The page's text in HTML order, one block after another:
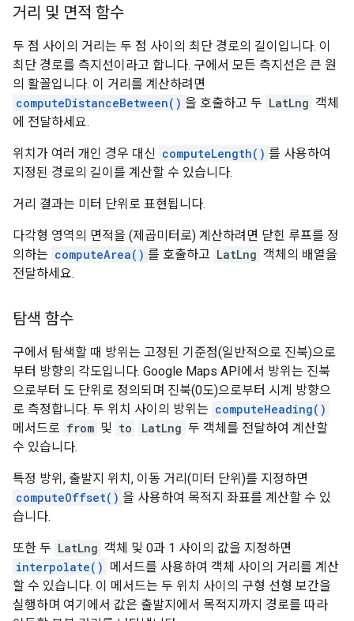
거리 및 면적 함수
두 점 사이의 거리는 두 점 사이의 최단 경로의 길이입니다. 이
최단 경로를 측지선이라고 합니다. 구에서 모든 측지선은 큰 원
의 활꼴입니다. 이 거리를 계산하려면
computeDistanceBetween() 을 호출하고 두 LatLng 객체
에 전달하세요.
위치가 여러 개인 경우 대신 computeLength() 를 사용하여
지정된 경로의 길이를 계산할 수 있습니다.
거리 결과는 미터 단위로 표현됩니다.
다각형 영역의 면적을 (제곱미터로) 계산하려면 닫힌 루프를 정
의하는 computeArea() 를 호출하고 LatLng 객체의 배열을
전달하세요.
탐색 함수
구에서 탐색할 때 방위는 고정된 기준점(일반적으로 진북)으로
부터 방향의 각도입니다. Google Maps API에서 방위는 진북
으로부터 도 단위로 정의되며 진북(0도)으로부터 시계 방향으
로 측정합니다. 두 위치 사이의 방위는 computeHeading()
메서드로 from 및 to LatLng 두 객체를 전달하여 계산할
수 있습니다.
특정 방위, 출발지 위치, 이동 거리(미터 단위)를 지정하면
computeOffset() 을 사용하여 목적지 좌표를 계산할 수 있
습니다.
또한 두 LatLng 객체 및 0과 1 사이의 값을 지정하면
interpolate() 메서드를 사용하여 객체 사이의 거리를 계산
할 수 있습니다. 이 메서드는 두 위치 사이의 구형 선형 보간을
실행하며 여기에서 값은 출발지에서 목적지까지 경로를 따라